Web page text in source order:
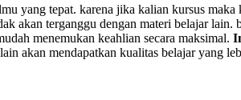
yang tepat. karena jika kalian kursus
akan terganggu dengan materi belajar lain.
menemukan keahlian secara maksimal.
akan mendapatkan kualitas belajar yang